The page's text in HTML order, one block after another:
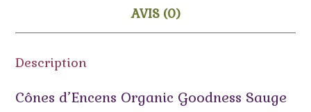
AVIS (0)
Description
Cônes d’Encens Organic Goodness Sauge